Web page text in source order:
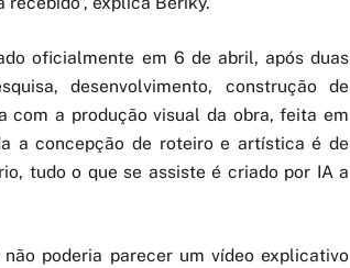
oficialmente em 6 de abril, após duas
desenvolvimento, construção de
com a produção visual da obra, feita em
a concepção de roteiro e artística é de
tudo o que se assiste é criado por IA a
poderia parecer um vídeo explicativo